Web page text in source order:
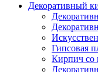
Декоративный
Гипсовая
Кирпич со